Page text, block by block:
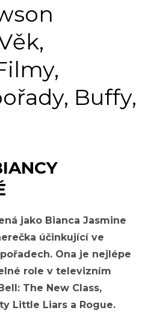
Buffy,
jako Bianca Jasmine
účinkující ve
Ona je nejlépe
role v televizním
The New Class,
Little Liars a Rogue.